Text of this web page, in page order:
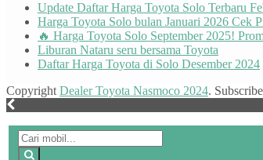
Update Daftar Harga Toyota Solo Terbaru
Harga Toyota Solo bulan Januari 2026 Cek
🔥 Harga Toyota Solo September 2025!
Liburan Nataru seru bersama Toyota
Daftar Harga Toyota di Solo Desember 2024
CopyrightDealer Toyota Nasmoco 2024.